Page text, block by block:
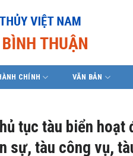
CHÍNH VĂN BẢN
tục tàu biển
sự, tàu công vụ,